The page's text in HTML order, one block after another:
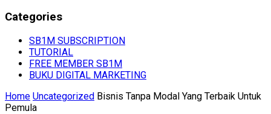
Categories
SB1M SUBSCRIPTION
TUTORIAL
FREE MEMBER SB1M
BUKU DIGITAL MARKETING
Home Uncategorized Bisnis Tanpa Modal Yang Terbaik Untuk
Pemula